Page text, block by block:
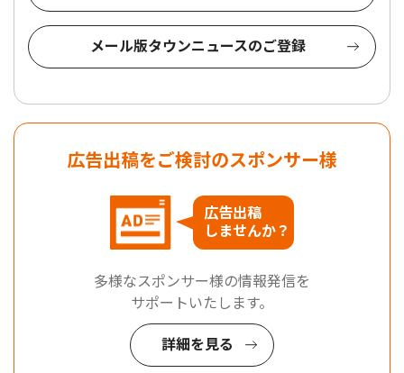
メール版タウンニュースのご登録
広告出稿をご検討のスポンサー様
広告出稿
しませんか？
多様なスポンサー様の情報発信を
サポートいたします。
詳細を見る